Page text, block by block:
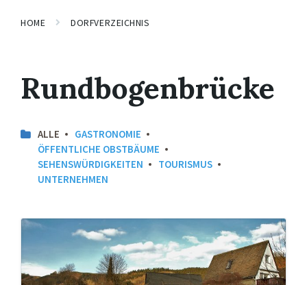
HOME DORFVERZEICHNIS
Rundbogenbrücke
ALLE
GASTRONOMIE
ÖFFENTLICHE OBSTBÄUME
SEHENSWÜRDIGKEITEN
TOURISMUS
UNTERNEHMEN